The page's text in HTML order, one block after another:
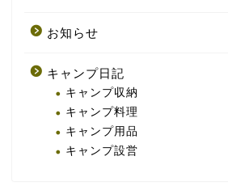
お知らせ
キャンプ日記
キャンプ収納
キャンプ料理
キャンプ用品
キャンプ設営